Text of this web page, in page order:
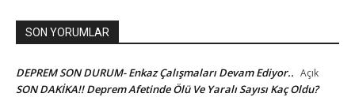
SON YORUMLAR
DEPREM SON DURUM- Enkaz Çalışmaları Devam Ediyor.. Açık
SON DAKİKA!! Deprem Afetinde Ölü Ve Yaralı Sayısı Kaç Oldu?